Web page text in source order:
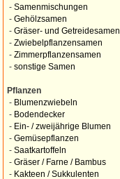
- Samenmischungen
- Gehölzsamen
- Gräser- und Getreidesamen
- Zwiebelpflanzensamen
- Zimmerpflanzensamen
- sonstige Samen
Pflanzen
- Blumenzwiebeln
- Bodendecker
- Ein- / zweijährige Blumen
- Gemüsepflanzen
- Saatkartoffeln
- Gräser / Farne / Bambus
- Kakteen / Sukkulenten